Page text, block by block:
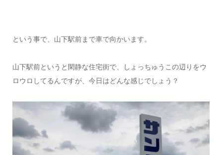
という事で、山下駅前まで車で向かいます。
山下駅前というと閑静な住宅街で、しょっちゅうこの辺りをウ
ロウロしてるんですが、今日はどんな感じでしょう？